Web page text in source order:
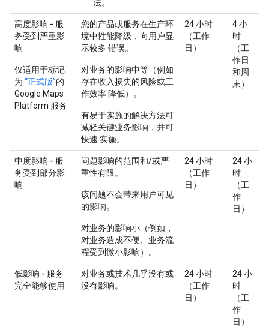
法。
高度影响 - 服
务受到严重影
响
仅适用于标记
为 “正式版”的
Google Maps
Platform 服务
您的产品或服务在生产环
境中性能降级，向用户显
示较多 错误。
对业务的影响中等（例如
存在收入损失的风险或工
作效率 降低）。
有易于实施的解决方法可
减轻关键业务影响，并可
快速 实施。
24 小时
（工作
日）
4 小
时
（工
作日
和周
末）
中度影响 - 服
务受到部分影
响
问题影响的范围和/或严
重性有限。
该问题不会带来用户可见
的影响。
对业务的影响小（例如，
对业务造成不便、业务流
程受到微小影响）。
24 小时
（工作
日）
24 小
时
（工
作
日）
低影响 - 服务
完全能够使用
对业务或技术几乎没有或
没有影响。
24 小时
（工作
日）
24 小
时
（工
作
日）